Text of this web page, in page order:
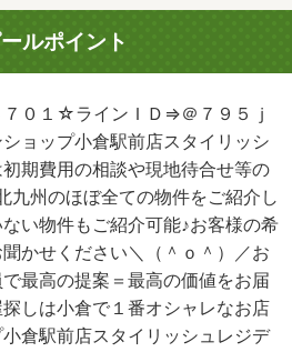
ルポイント
０１☆ラインＩＤ⇒＠７９５ｊ
ョップ小倉駅前店スタイリッシ
期費用の相談や現地待合せ等の
九州のほぼ全ての物件をご紹介し
い物件もご紹介可能♪お客様の希
かせください＼（＾ｏ＾）／お
最高の提案＝最高の価値をお届
しは小倉で１番オシャレなお店
小倉駅前店スタイリッシュレジデ